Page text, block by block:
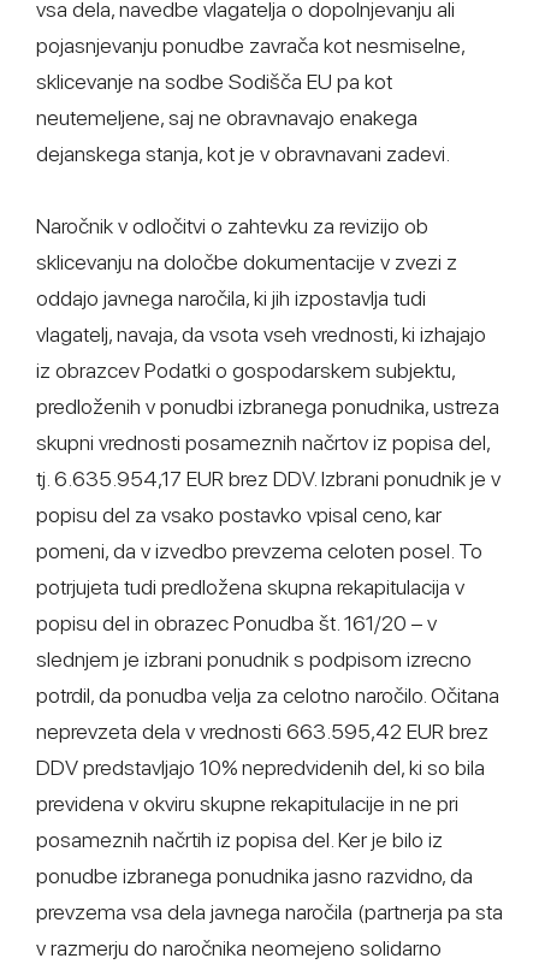
vsa dela, navedbe vlagatelja o dopolnjevanju ali
pojasnjevanju ponudbe zavrača kot nesmiselne,
sklicevanje na sodbe Sodišča EU pa kot
neutemeljene, saj ne obravnavajo enakega
dejanskega stanja, kot je v obravnavani zadevi.
Naročnik v odločitvi o zahtevku za revizijo ob
sklicevanju na določbe dokumentacije v zvezi z
oddajo javnega naročila, ki jih izpostavlja tudi
vlagatelj, navaja, da vsota vseh vrednosti, ki izhajajo
iz obrazcev Podatki o gospodarskem subjektu,
predloženih v ponudbi izbranega ponudnika, ustreza
skupni vrednosti posameznih načrtov iz popisa del,
tj. 6.635.954,17 EUR brez DDV. Izbrani ponudnik je v
popisu del za vsako postavko vpisal ceno, kar
pomeni, da v izvedbo prevzema celoten posel. To
potrjujeta tudi predložena skupna rekapitulacija v
popisu del in obrazec Ponudba št. 161/20 – v
slednjem je izbrani ponudnik s podpisom izrecno
potrdil, da ponudba velja za celotno naročilo. Očitana
neprevzeta dela v vrednosti 663.595,42 EUR brez
DDV predstavljajo 10% nepredvidenih del, ki so bila
previdena v okviru skupne rekapitulacije in ne pri
posameznih načrtih iz popisa del. Ker je bilo iz
ponudbe izbranega ponudnika jasno razvidno, da
prevzema vsa dela javnega naročila (partnerja pa sta
v razmerju do naročnika neomejeno solidarno